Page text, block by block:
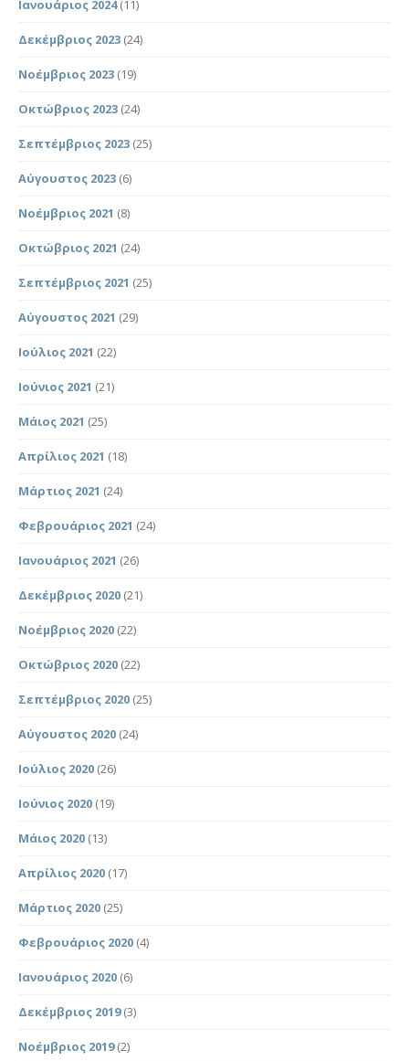
Ιανουάριος 2024(11)
Δεκέμβριος 2023 (24)
Νοέμβριος 2023 (19)
Οκτώβριος 2023 (24)
Σεπτέμβριος 2023 (25)
Αύγουστος 2023 (6)
Νοέμβριος 2021 (8)
Οκτώβριος 2021 (24)
Σεπτέμβριος 2021 (25)
Αύγουστος 2021 (29)
Ιούλιος 2021 (22)
Ιούνιος 2021 (21)
Μάιος 2021 (25)
Απρίλιος 2021 (18)
Μάρτιος 2021 (24)
Φεβρουάριος 2021 (24)
Ιανουάριος 2021 (26)
Δεκέμβριος 2020 (21)
Νοέμβριος 2020 (22)
Οκτώβριος 2020 (22)
Σεπτέμβριος 2020 (25)
Αύγουστος 2020 (24)
Ιούλιος 2020 (26)
Ιούνιος 2020 (19)
Μάιος 2020 (13)
Απρίλιος 2020 (17)
Μάρτιος 2020 (25)
Φεβρουάριος 2020 (4)
Ιανουάριος 2020 (6)
Δεκέμβριος 2019(3)
Νοέμβριος 2019(2)